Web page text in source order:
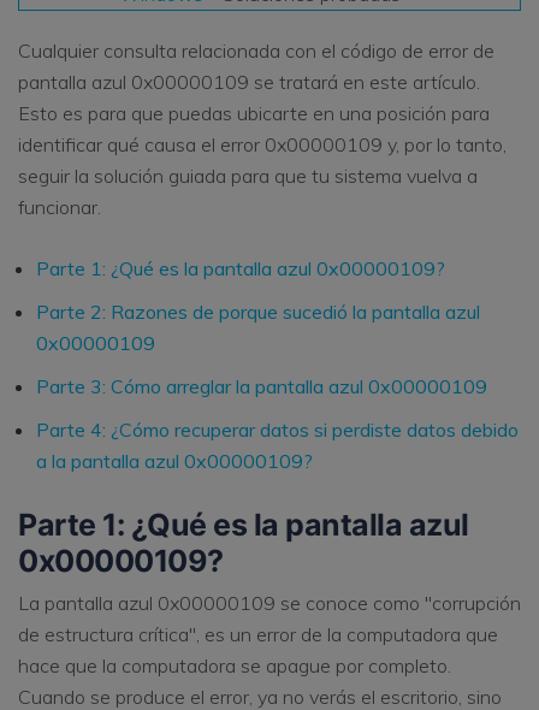
Otros Productos
Repairit - Reparar Datos
UBackit - Respaldar Datos
Cualquier consulta relacionada con el código de error de
pantalla azul 0x00000109 se tratará en este artículo.
Esto es para que puedas ubicarte en una posición para
identificar qué causa el error 0x00000109 y, por lo tanto,
seguir la solución guiada para que tu sistema vuelva a
funcionar.
Parte 1: ¿Qué es la pantalla azul 0x00000109?
Parte 2: Razones de porque sucedió la pantalla azul
0x00000109
Parte 3: Cómo arreglar la pantalla azul 0x00000109
Parte 4: ¿Cómo recuperar datos si perdiste datos debido
a la pantalla azul 0x00000109?
Parte 1: ¿Qué es la pantalla azul
0x00000109?
La pantalla azul 0x00000109 se conoce como "corrupción
de estructura crítica", es un error de la computadora que
hace que la computadora se apague por completo.
Cuando se produce el error, ya no verás el escritorio, sino